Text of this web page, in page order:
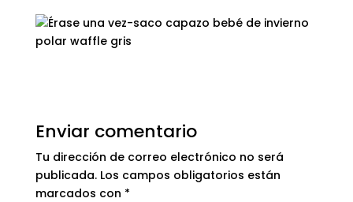
Enviar comentario
Tu dirección de correo electrónico no será
publicada. Los campos obligatorios están
marcados con *